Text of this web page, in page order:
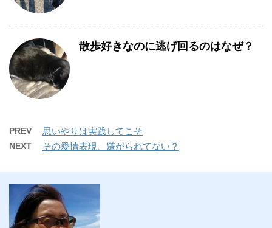
散歩好きなのに逃げ回るのはなぜ？
PREV 思いやりは実践してこそ
NEXT その愛情表現、嫌がられてない？